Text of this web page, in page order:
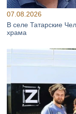
07.08.2026
В селе Татарские
храма